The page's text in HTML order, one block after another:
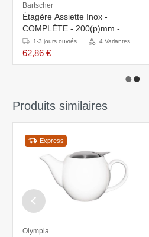
Bartscher
Étagère Assiette Inox -
COMPLÈTE - 200(p)mm -
Disponibles en 4 Largeurs
1-3 jours ouvrés 4 Variantes
62,86 €
Produits similaires
Express
Olympia